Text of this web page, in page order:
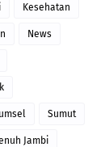
Kesehatan
News
Sumut
Jambi